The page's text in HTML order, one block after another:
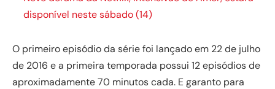
disponível neste sábado (14)
O primeiro episódio da série foi lançado em 22 de julho
de 2016 e a primeira temporada possui 12 episódios de
aproximadamente 70 minutos cada. E garanto para